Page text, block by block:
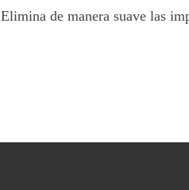
Elimina de manera suave las